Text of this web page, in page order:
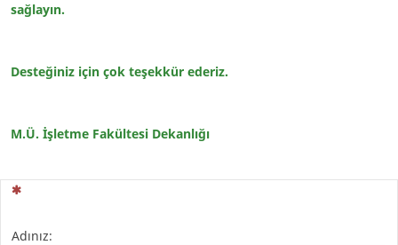
sağlayın.
Desteğiniz için çok teşekkür ederiz.
M.Ü. İşletme Fakültesi Dekanlığı
(Bu sorunun yanıtlanması zorunludur)
Adınız: